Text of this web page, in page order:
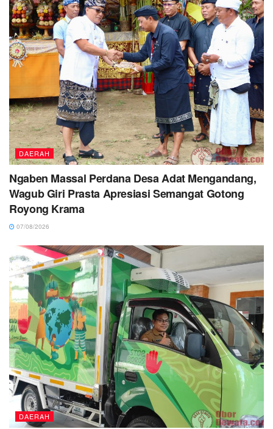
DAERAH
Ngaben Massal Perdana Desa Adat Mengandang,
Wagub Giri Prasta Apresiasi Semangat Gotong
Royong Krama
07/08/2026
DAERAH